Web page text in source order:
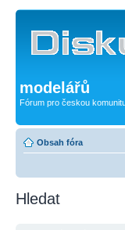
modelářů
Fórum pro českou
Obsah fóra
Hledat